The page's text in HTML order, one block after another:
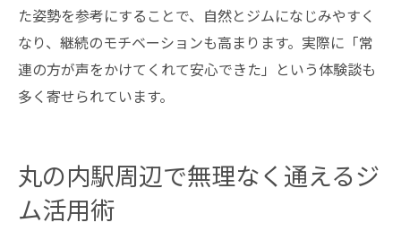
た姿勢を参考にすることで、自然とジムになじみやすく
なり、継続のモチベーションも高まります。実際に「常
連の方が声をかけてくれて安心できた」という体験談も
多く寄せられています。
丸の内駅周辺で無理なく通えるジ
ム活用術